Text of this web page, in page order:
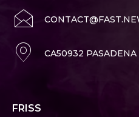
CA50932 PASADENA
FRISS